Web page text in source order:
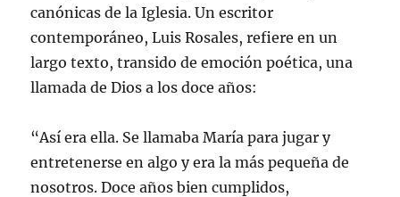
canónicas de la Iglesia. Un escritor
contemporáneo, Luis Rosales, refiere en un
largo texto, transido de emoción poética, una
llamada de Dios a los doce años:
“Así era ella. Se llamaba María para jugar y
entretenerse en algo y era la más pequeña de
nosotros. Doce años bien cumplidos,